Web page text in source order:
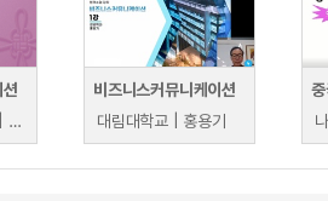
부산외국어대학교 | 송현정
비즈니스커뮤니케이션
대림대학교 | 홍용기